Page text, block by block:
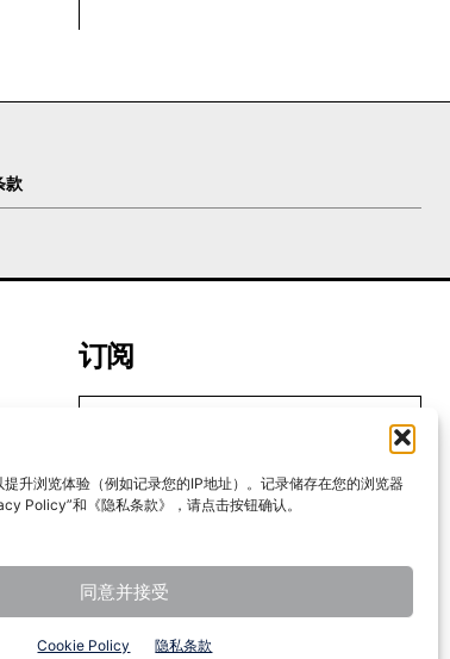
升浏览体验（例如记录您的IP地址）。记录储存在您的浏览器
Policy”和《隐私条款》，请点击按钮确认。
同意并接受
Cookie Policy 隐私条款
款
订阅
我要加入